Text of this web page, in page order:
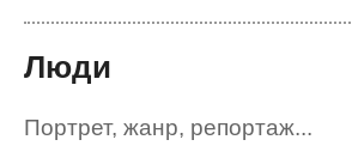
Люди
Портрет, жанр, репортаж...